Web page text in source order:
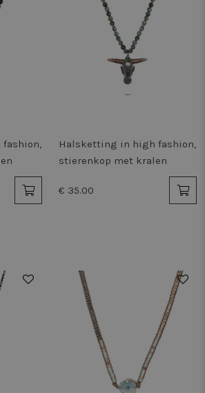
Halsketting in high fashion,
stierenkop met kralen
€ 35.00